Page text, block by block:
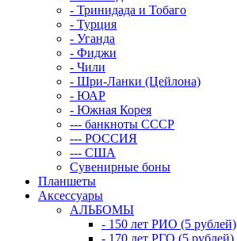
- Тринидада и Тобаго
- Турция
- Уганда
- Фиджи
- Чили
- Шри-Ланки (Цейлона)
- ЮАР
- Южная Корея
--- банкноты СССР
--- РОССИЯ
--- США
Сувенирные боны
Планшеты
Аксессуары
АЛЬБОМЫ
- 150 лет РИО (5 рублей)
- 170 лет РГО (5 рублей)